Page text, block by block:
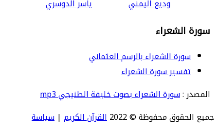
وديع اليمني ياسر الدوسري
سورة الشعراء
سورة الشعراء بالرسم العثماني
تفسير سورة الشعراء
المصدر :سورة الشعراء بصوت خليفة الطنيجي mp3
جميع الحقوق محفوظة © 2022
القرآن الكريم | سياسة